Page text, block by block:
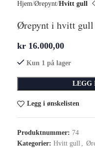
Hjem Ørepynt Hvitt gull
Ørepynt i hvitt gull
kr 16.000,00
Kun 1 på lager
LEGG
Legg i ønskelisten
Produktnummer: 74
Kategorier: Hvitt gull